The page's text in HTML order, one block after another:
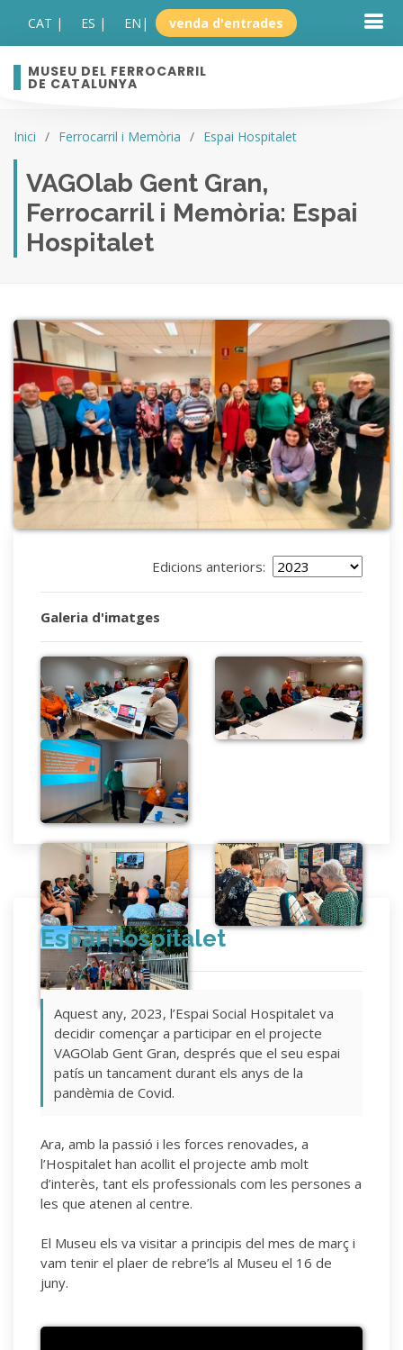
CAT | ES | EN | venda d'entrades
MUSEU DEL FERROCARRIL
DE CATALUNYA
Inici Ferrocarril i Memòria Espai Hospitalet
VAGOlab Gent Gran,
Ferrocarril i Memòria: Espai
Hospitalet
Edicions anteriors:
Galeria d'imatges
Espai Hospitalet
Aquest any, 2023, l’Espai Social Hospitalet va
decidir començar a participar en el projecte
VAGOlab Gent Gran, després que el seu espai
patís un tancament durant els anys de la
pandèmia de Covid.
Ara, amb la passió i les forces renovades, a
l’Hospitalet han acollit el projecte amb molt
d’interès, tant els professionals com les persones a
les que atenen al centre.
El Museu els va visitar a principis del mes de març i
vam tenir el plaer de rebre’ls al Museu el 16 de
juny.